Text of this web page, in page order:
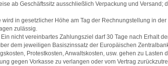
ab Geschäftssitz ausschließlich Verpackung und Versand;
in gesetzlicher Höhe am Tag der Rechnungstellung in
zulässig.
nicht vereinbartes Zahlungsziel darf 30 Tage nach Erhalt
dem jeweiligen Basiszinssatz der Europäischen
Protestkosten, Anwaltskosten, usw. gehen zu Lasten
gegen Vorkasse zu verlangen oder vom Vertrag